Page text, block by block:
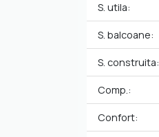
S. utila:
S. balcoane:
S. construita:
Comp.:
Confort: